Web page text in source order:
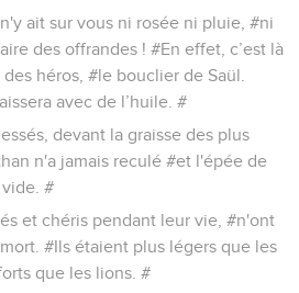
ait sur vous ni rosée ni pluie, #ni
des offrandes ! #En effet, c’est là
héros, #le bouclier de Saül.
avec de l’huile. #
devant la graisse des plus
n'a jamais reculé #et l'épée de
vide. #
et chéris pendant leur vie, #n'ont
#Ils étaient plus légers que les
que les lions. #